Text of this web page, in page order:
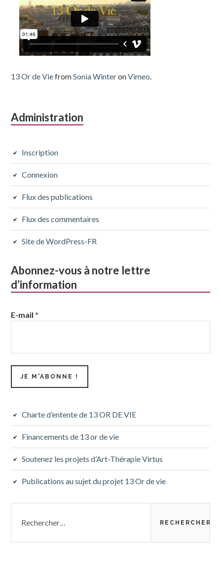
13 Or de ViefromSonia WinteronVimeo.
Administration
Inscription
Connexion
Flux des publications
Flux des commentaires
Site de WordPress-FR
Abonnez-vous à notre lettre
d’information
E-mail *
Charte d’entente de 13 OR DE VIE
Financements de 13 or de vie
Soutenez les projets d’Art-Thérapie Virtus
Publications au sujet du projet 13 Or de vie